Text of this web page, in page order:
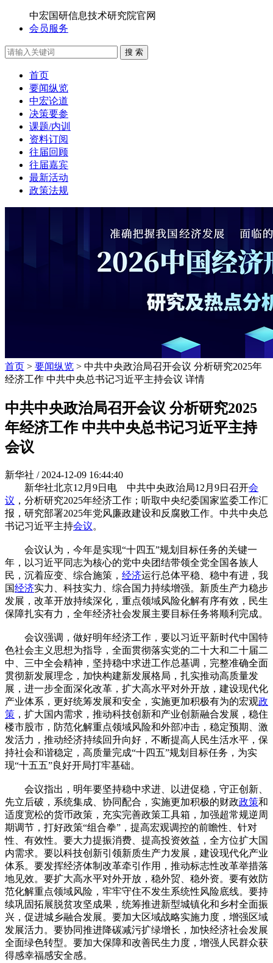
中宏国研信息技术研究院官网
会员服务
搜 索
首页
要闻纵览
中宏论道
决策要参
课题/内训
资料订阅
往届回顾
往届嘉宾
最新活动
政策法规
首页 > 要闻纵览 > 中共中央政治局召开会议 分析研究2025年
经济工作 中共中央总书记习近平主持会议 详情
中共中央政治局召开会议 分析研究2025
年经济工作 中共中央总书记习近平主持
会议
新华社 / 2024-12-09 16:44:40
新华社北京12月9日电 中共中央政治局12月9日召开会
议 ，分析研究2025年经济工作；听取中央纪委国家监委工作汇
报，研究部署2025年党风廉政建设和反腐败工作。中共中央总
书记习近平主持会议。
会议认为，今年是实现“十四五”规划目标任务的关键一
年，以习近平同志为核心的党中央团结带领全党全国各族人
民，沉着应变、综合施策， 经济运行总体平稳、稳中有进，我
国经济实力、科技实力、综合国力持续增强。新质生产力稳步
发展，改革开放持续深化，重点领域风险化解有序有效，民生
保障扎实有力，全年经济社会发展主要目标任务将顺利完成。
会议强调，做好明年经济工作，要以习近平新时代中国特
色社会主义思想为指导，全面贯彻落实党的二十大和二十届二
中、三中全会精神，坚持稳中求进工作总基调，完整准确全面
贯彻新发展理念，加快构建新发展格局，扎实推动高质量发
展，进一步全面深化改革，扩大高水平对外开放，建设现代化
产业体系，更好统筹发展和安全，实施更加积极有为的宏观政
策 ，扩大国内需求，推动科技创新和产业创新融合发展，稳住
楼市股市，防范化解重点领域风险和外部冲击，稳定预期、激
发活力，推动经济持续回升向好，不断提高人民生活水平，保
持社会和谐稳定，高质量完成“十四五”规划目标任务，为实
现“十五五”良好开局打牢基础。
会议指出，明年要坚持稳中求进、以进促稳，守正创新、
先立后破，系统集成、协同配合，实施更加积极的财政政策和
适度宽松的货币政策，充实完善政策工具箱，加强超常规逆周
期调节，打好政策“组合拳”，提高宏观调控的前瞻性、针对
性、有效性。要大力提振消费、提高投资效益，全方位扩大国
内需求。要以科技创新引领新质生产力发展，建设现代化产业
体系。要发挥经济体制改革牵引作用，推动标志性改革举措落
地见效。要扩大高水平对外开放，稳外贸、稳外资。要有效防
范化解重点领域风险，牢牢守住不发生系统性风险底线。要持
续巩固拓展脱贫攻坚成果，统筹推进新型城镇化和乡村全面振
兴，促进城乡融合发展。要加大区域战略实施力度，增强区域
发展活力。要协同推进降碳减污扩绿增长，加快经济社会发展
全面绿色转型。要加大保障和改善民生力度，增强人民群众获
得感幸福感安全感。